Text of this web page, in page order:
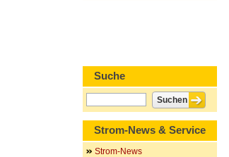
Suche
Strom-News & Service
Strom-News